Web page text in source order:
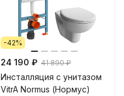
-42%
24 190 ₽ 41 890 ₽
Инсталляция с унитазом
VitrA Normus (Нормус)